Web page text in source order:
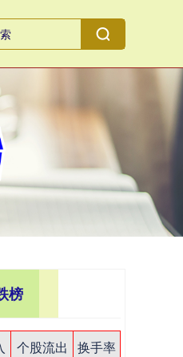
榜
个股流出
换手率